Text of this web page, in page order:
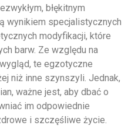
błękitnym
wynikiem specjalistycznych
modyfikacji, które
barw. Ze względu na
te egzotyczne
niż inne szynszyli. Jednak,
ważne jest, aby dbać o
im odpowiednie
i szczęśliwe życie.